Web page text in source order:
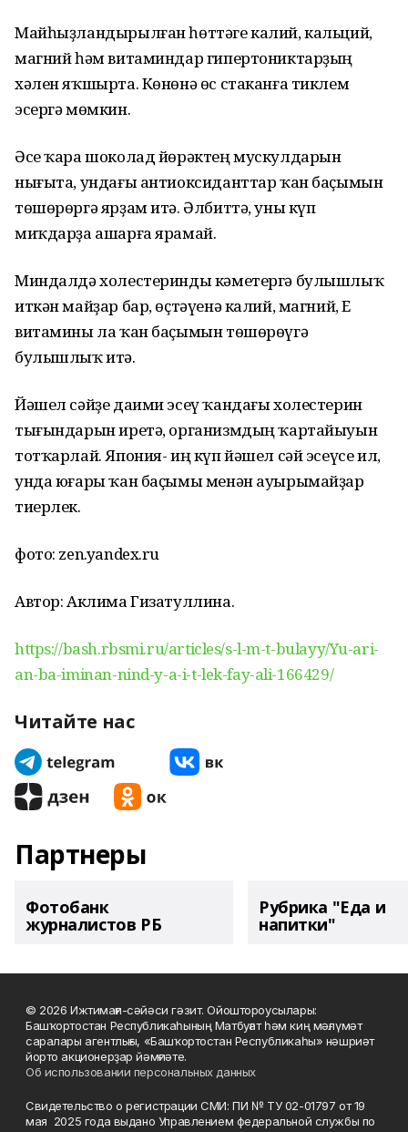
Майһыҙландырылған һөттәге калий, кальций,
магний һәм витаминдар гипертониктарҙың
хәлен яҡшырта. Көнөнә өс стаканға тиклем
эсергә мөмкин.
Әсе ҡара шоколад йөрәктең мускулдарын
нығыта, ундағы антиоксиданттар ҡан баҫымын
төшөрөргә ярҙам итә. Әлбиттә, уны күп
миҡдарҙа ашарға ярамай.
Миндалдә холестеринды кәметергә булышлыҡ
иткән майҙар бар, өҫтәүенә калий, магний, Е
витамины ла ҡан баҫымын төшөрөүгә
булышлыҡ итә.
Йәшел сәйҙе даими эсеү ҡандағы холестерин
тығындарын иретә, организмдың ҡартайыуын
тотҡарлай. Япония- иң күп йәшел сәй эсеүсе ил,
унда юғары ҡан баҫымы менән ауырымайҙар
тиерлек.
фото: zen.yandex.ru
Автор: Аклима Гизатуллина.
https://bash.rbsmi.ru/articles/s-l-m-t-bulayy/Yu-ari-
an-ba-iminan-nind-y-a-i-t-lek-fay-ali-166429/
Читайте нас
Партнеры
Фотобанк
журналистов РБ
Рубрика "Еда и
напитки"
© 2026 Ижтимағи-сәйәси гәзит. Ойоштороусылары:
Башҡортостан Республикаһының Матбуғат һәм киң мәғлүмәт
саралары агентлығы, «Башҡортостан Республикаһы» нәшриәт
йорто акционерҙар йәмғиәте.
Об использовании персональных данных
Свидетельство о регистрации СМИ: ПИ № ТУ 02-01797 от 19
мая 2025 года выдано Управлением федеральной службы по